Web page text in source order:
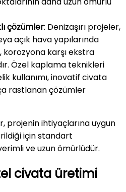
çözümler: Denizaşırı projeler,
açık hava yapılarında
korozyona karşı ekstra
Özel kaplama teknikleri
kullanımı, inovatif civata
rastlanan çözümler
projenin ihtiyaçlarına uygun
için standart
ve uzun ömürlüdür.
civata üretimi